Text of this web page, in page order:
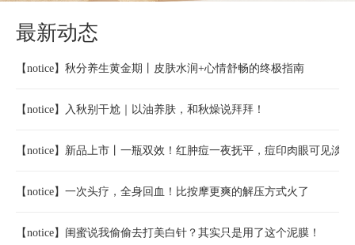
最新动态
【notice】 秋分养生黄金期丨皮肤水润+心情舒畅的终极指南
【notice】 入秋别干尬｜以油养肤，和秋燥说拜拜！
【notice】 新品上市丨一瓶双效！红肿痘一夜抚平，痘印肉眼可见淡了
【notice】 一次头疗，全身回血！比按摩更爽的解压方式火了
【notice】 闺蜜说我偷偷去打美白针？其实只是用了这个泥膜！